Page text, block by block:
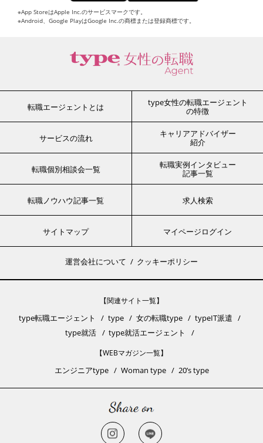
※App StoreはApple Inc.のサービスマークです。
※Android、Google PlayはGoogle Inc.の商標または登録商標です。
転職エージェントとは
type女性の転職エージェント
の特徴
サービスの流れ
キャリアアドバイザー
紹介
転職個別相談会一覧
転職実例インタビュー
記事一覧
転職ノウハウ記事一覧 求人検索
サイトマップ マイページログイン
運営会社について クッキーポリシー
【関連サイト一覧】
type転職エージェント type 女の転職type
typeIT派遣
type就活
type就活エージェント
【WEBマガジン一覧】
エンジニアtype Woman type 20’s type